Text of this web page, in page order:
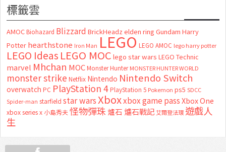
標籤雲
AMOC Biohazard Blizzard BrickHeadz elden ring Gundam Harry
Potter hearthstone Iron Man LEGO LEGO AMOC lego harry potter
LEGO Ideas LEGO MOC lego star wars LEGO Technic
marvel Mhchan MOC Monster Hunter MONSTER HUNTER WORLD
monster strike Netflix Nintendo Nintendo Switch
overwatch PC PlayStation 4 PlayStation 5 Pokemon ps5 SDCC
Spider-man starfield star wars Xboxxbox game passXbox One
xbox series x 小島秀夫怪物彈珠 爐石 爐石戰記艾爾登法環 遊戲人
生